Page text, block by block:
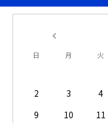
日 月 火
2
3 4
9
10 11